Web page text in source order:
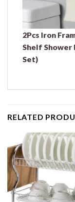
2Pcs Iron
Shelf Shower
Set)
RELATED